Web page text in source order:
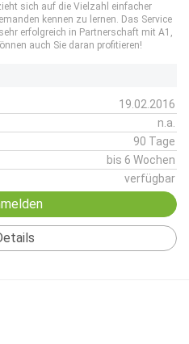
sich auf die Vielzahl einfacher
kennen zu lernen. Das Service
erfolgreich in Partnerschaft mit A1,
auch Sie daran profitieren!
19.02.2016
n.a.
90 Tage
bis 6 Wochen
verfügbar